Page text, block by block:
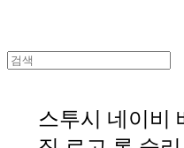
스투시 네이비